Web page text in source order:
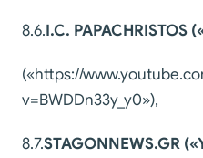
8.6.I.C. PAPACHRISTOS
(«https://
v=BWDDn33y_y0»),
8.7.STAGONNEWS.GR